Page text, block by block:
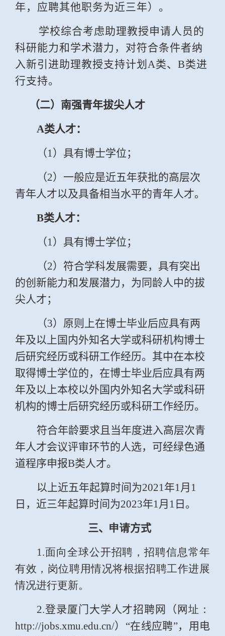
年，应聘其他职务为近三年）。
学校综合考虑助理教授申请人员的
科研能力和学术潜力，对符合条件者纳
入新引进助理教授支持计划 A类、 B类进
行支持。
（二）南强青年拔尖人才
A类人才：
（1）具有博士学位；
（2）一般应是近五年获批的高层次
青年人才以及具备相当水平的青年人才。
B类人才：
（1）具有博士学位；
（2）符合学科发展需要，具有突出
的创新能力和发展潜力，为同龄人中的拔
尖人才；
（3）原则上在博士毕业后应具有两
年及以上国内外知名大学或科研机构博士
后研究经历或科研工作经历。其中在本校
取得博士学位的，在博士毕业后应具有两
年及以上本校以外国内外知名大学或科研
机构的博士后研究经历或科研工作经历。
符合年龄要求且当年度进入高层次青
年人才会议评审环节的人选，可经绿色通
道程序申报B类人才。
以上近五年起算时间为2021年1月 1
日，近三年起算时间为2023年1月 1 日。
三、 申请方式
1.面向全球公开招聘，招聘信息常年
有效，岗位聘用情况将根据招聘工作进展
情况进行更新。
2.登录厦门大学人才招聘网（ 网址：
http://jobs.xmu.edu.cn/）“在线应聘”，用电